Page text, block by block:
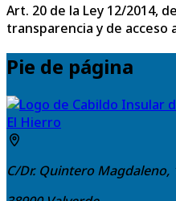
Art. 20 de la Ley 12/2014,
transparencia y de acceso
Pie de página
El Hierro
C/Dr. Quintero Magdaleno,